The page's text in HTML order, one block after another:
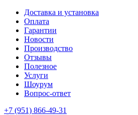
Доставка и установка
Оплата
Гарантии
Новости
Производство
Отзывы
Полезное
Услуги
Шоурум
Вопрос-ответ
+7 (951) 866-49-31